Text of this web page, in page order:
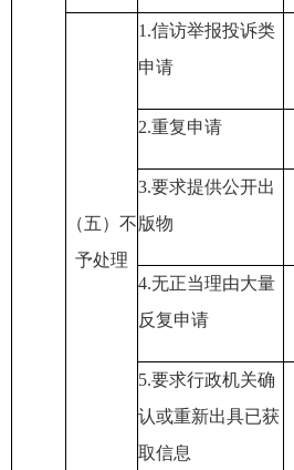
（五）不
予处理
1.信访举报投诉类
申请
2.重复申请
3.要求提供公开出
版物
4.无正当理由大量
反复申请
5.要求行政机关确
认或重新出具已获
取信息